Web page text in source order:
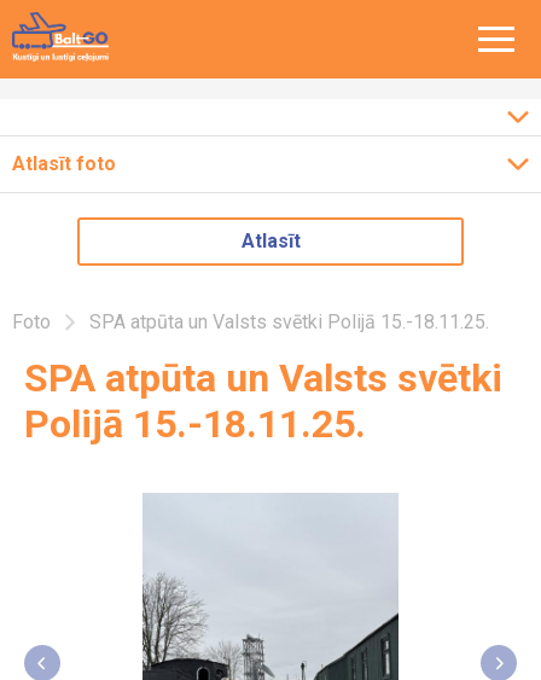
Ceļojumi pa Baltiju
Ceļojumi pa Latviju
Atlasīt foto
2023
2022
2018
Atlasīt
Foto SPA atpūta un Valsts svētki Polijā 15.-18.11.25.
SPA atpūta un Valsts svētki
Polijā 15.-18.11.25.